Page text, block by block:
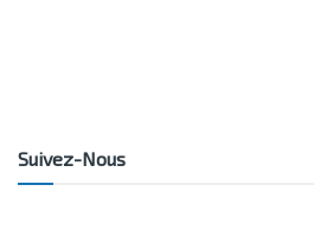
Suivez-Nous